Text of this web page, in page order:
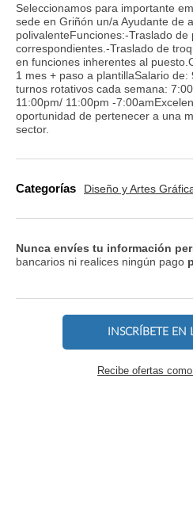
Seleccionamos para importante
sede en Griñón un/a Ayudante de
polivalenteFunciones:-Traslado de
correspondientes.-Traslado de
en funciones inherentes al
1 mes + paso a plantillaSalario
turnos rotativos cada semana:
11:00pm/ 11:00pm -
oportunidad de pertenecer a una
sector.
Categorías Diseño y Artes
Nunca envíes tu información
bancarios ni realices ningún pago
INSCRÍBETE EN
Recibe ofertas